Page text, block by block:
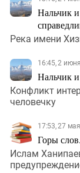
Нальчик
Река имени
16:45, 2
Нальчик
Конфликт
человечку
17:53, 27
Горы
Ислам